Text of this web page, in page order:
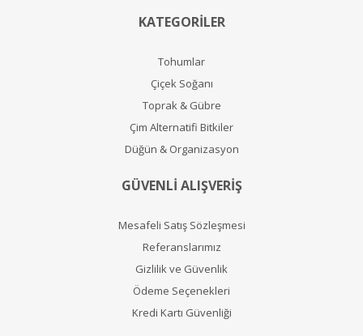
KATEGORİLER
Tohumlar
Çiçek Soğanı
Toprak & Gübre
Çim Alternatifi Bitkiler
Düğün & Organizasyon
GÜVENLİ ALIŞVERİŞ
Mesafeli Satış Sözleşmesi
Referanslarımız
Gizlilik ve Güvenlik
Ödeme Seçenekleri
Kredi Kartı Güvenliği